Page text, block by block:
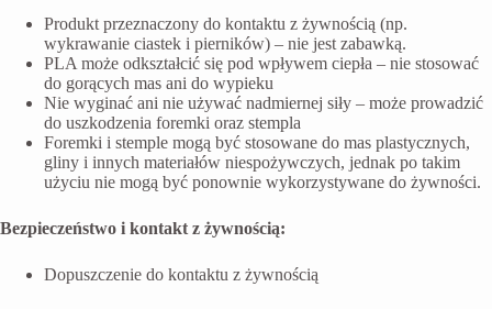
Produkt przeznaczony do kontaktu z żywnością (np.
wykrawanie ciastek i pierników) – nie jest zabawką.
PLA może odkształcić się pod wpływem ciepła – nie stosować
do gorących mas ani do wypieku
Nie wyginać ani nie używać nadmiernej siły – może prowadzić
do uszkodzenia foremki oraz stempla
Foremki i stemple mogą być stosowane do mas plastycznych,
gliny i innych materiałów niespożywczych, jednak po takim
użyciu nie mogą być ponownie wykorzystywane do żywności.
Bezpieczeństwo i kontakt z żywnością:
Dopuszczenie do kontaktu z żywnością